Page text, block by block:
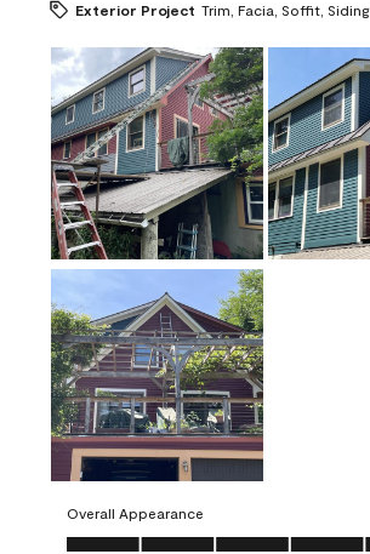
Exterior Project Trim, Facia, Soffit, Siding
Overall Appearance
Overall Appearance, 5.0 out of 5